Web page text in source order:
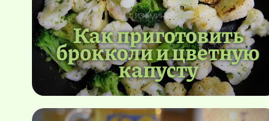
Как приготовить
брокколи и цветную
капусту